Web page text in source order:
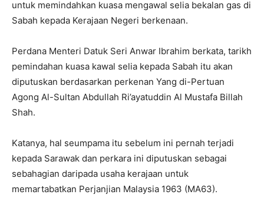
untuk memindahkan kuasa mengawal selia bekalan gas di
Sabah kepada Kerajaan Negeri berkenaan.
Perdana Menteri Datuk Seri Anwar Ibrahim berkata, tarikh
pemindahan kuasa kawal selia kepada Sabah itu akan
diputuskan berdasarkan perkenan Yang di-Pertuan
Agong Al-Sultan Abdullah Ri’ayatuddin Al Mustafa Billah
Shah.
Katanya, hal seumpama itu sebelum ini pernah terjadi
kepada Sarawak dan perkara ini diputuskan sebagai
sebahagian daripada usaha kerajaan untuk
memartabatkan Perjanjian Malaysia 1963 (MA63).